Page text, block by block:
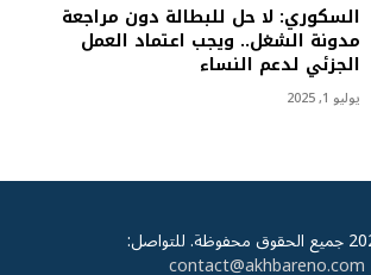
السكوري: لا حل للبطالة دون مراجعة
مدونة الشغل.. ويجب اعتماد العمل
الجزئي لدعم النساء
يوليو 1, 2025
contact@akhbareno.com